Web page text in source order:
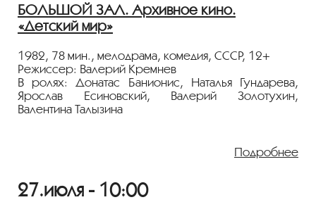
Лента представлена в рамках программы
«ПЕРСОНА. Донатас Банионис»
БОЛЬШОЙ ЗАЛ. Архивное кино.
«Детский мир»
1982, 78 мин., мелодрама, комедия, СССР, 12+
Режиссер: Валерий Кремнев
В ролях: Донатас Банионис, Наталья Гундарева,
Ярослав Есиновский, Валерий Золотухин,
Валентина Талызина
женщину. Она же, одна воспитывая сына, не
спешит ответить поклоннику взаимностью.
узнать друг друга и удостовериться в том, что
Подробнее
27.июля - 10:00